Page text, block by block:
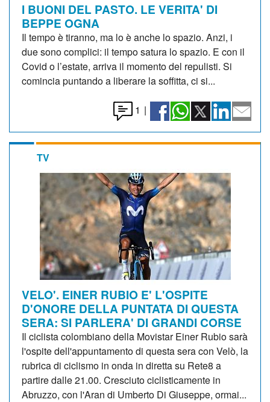
I BUONI DEL PASTO. LE VERITA' DI
BEPPE OGNA
Il tempo è tiranno, ma lo è anche lo spazio. Anzi, i
due sono complici: il tempo satura lo spazio. E con il
Covid o l’estate, arriva il momento del repulisti. Si
comincia puntando a liberare la soffitta, ci si...
1 |
TV
VELO'. EINER RUBIO E' L'OSPITE
D'ONORE DELLA PUNTATA DI QUESTA
SERA: SI PARLERA' DI GRANDI CORSE
Il ciclista colombiano della Movistar Einer Rubio sarà
l'ospite dell'appuntamento di questa sera con Velò, la
rubrica di ciclismo in onda in diretta su Rete8 a
partire dalle 21.00. Cresciuto ciclisticamente in
Abruzzo, con l'Aran di Umberto Di Giuseppe, ormai...